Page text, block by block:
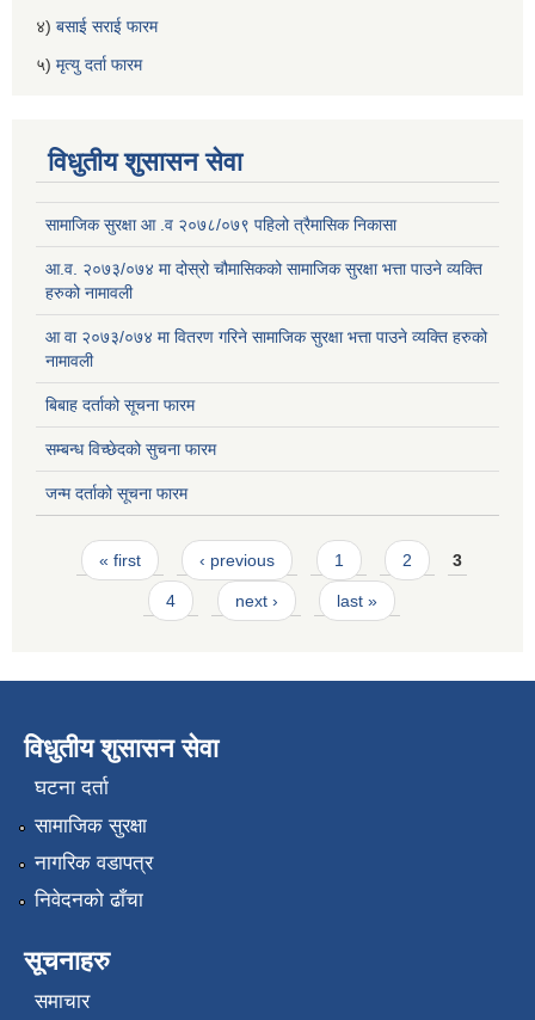
४) बसाई सराई फारम
५) मृत्यु दर्ता फारम
विधुतीय शुसासन सेवा
सामाजिक सुरक्षा आ .व २०७८/०७९ पहिलो त्रैमासिक निकासा
आ.व. २०७३/०७४ मा दोस्रो चौमासिकको सामाजिक सुरक्षा भत्ता पाउने व्यक्ति
हरुको नामावली
आ वा २०७३/०७४ मा वितरण गरिने सामाजिक सुरक्षा भत्ता पाउने व्यक्ति हरुको
नामावली
बिबाह दर्ताको सूचना फारम
सम्बन्ध विच्छेदको सुचना फारम
जन्म दर्ताको सूचना फारम
Pages
« first ‹ previous 1 2 3
4 next › last »
विधुतीय शुसासन सेवा
घटना दर्ता
सामाजिक सुरक्षा
नागरिक वडापत्र
निवेदनको ढाँचा
सूचनाहरु
समाचार